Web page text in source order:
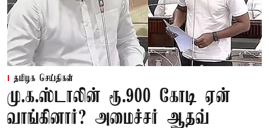
தமிழக செய்திகள்
மு.க.ஸ்டாலின் ரூ.900 கோடி ஏன்
வாங்கினார்? அமைச்சர் ஆதவ்